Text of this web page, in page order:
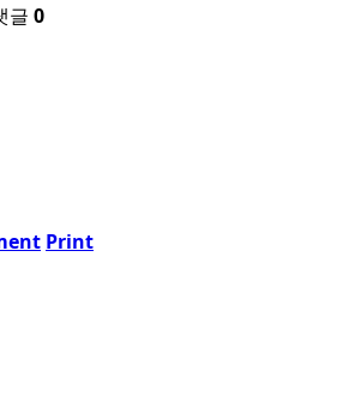
글 0
Print